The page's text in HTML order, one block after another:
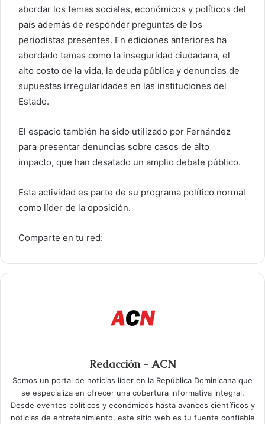
abordar los temas sociales, económicos y políticos del
país además de responder preguntas de los
periodistas presentes. En ediciones anteriores ha
abordado temas como la inseguridad ciudadana, el
alto costo de la vida, la deuda pública y denuncias de
supuestas irregularidades en las instituciones del
Estado.
El espacio también ha sido utilizado por Fernández
para presentar denuncias sobre casos de alto
impacto, que han desatado un amplio debate público.
Esta actividad es parte de su programa político normal
como líder de la oposición.
Comparte en tu red:
Redacción - ACN
Somos un portal de noticias líder en la República Dominicana que
se especializa en ofrecer una cobertura informativa integral.
Desde eventos políticos y económicos hasta avances científicos y
noticias de entretenimiento, este sitio web es tu fuente confiable